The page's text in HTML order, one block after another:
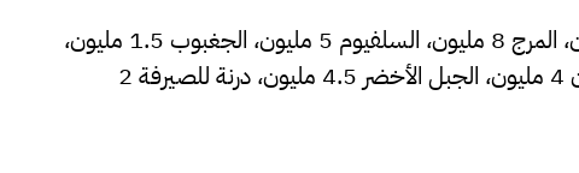
وتتمثل في طبرق 11 مليون ، البيضاء 9 مليون، المرج 8 مليون، السلفيوم 5 مليون، الجغبوب 1.5 مليون،
بئر الأشهب 4 مليون، درنة 11 مليون، البطنان 4 مليون، الجبل الأخضر 4.5 مليون، درنة للصيرفة 2